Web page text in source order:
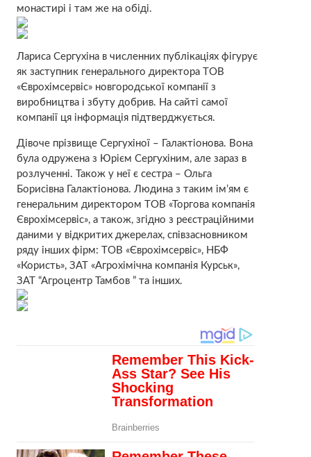
монастирі і там же на обіді.
Лариса Сергухіна в численних публікаціях фігурує
як заступник генерального директора ТОВ
«Єврохімсервіс» новгородської компанії з
виробництва і збуту добрив. На сайті самої
компанії ця інформація підтверджується.
Дівоче прізвище Сергухіної – Галактіонова. Вона
була одружена з Юрієм Сергухіним, але зараз в
розлученні. Також у неї є сестра – Ольга
Борисівна Галактіонова. Людина з таким ім’ям є
генеральним директором ТОВ «Торгова компанія
Єврохімсервіс», а також, згідно з реєстраційними
даними у відкритих джерелах, співзасновником
ряду інших фірм: ТОВ «Єврохімсервіс», НБФ
«Користь», ЗАТ «Агрохімічна компанія Курськ»,
ЗАТ “Агроцентр Тамбов ” та інших.